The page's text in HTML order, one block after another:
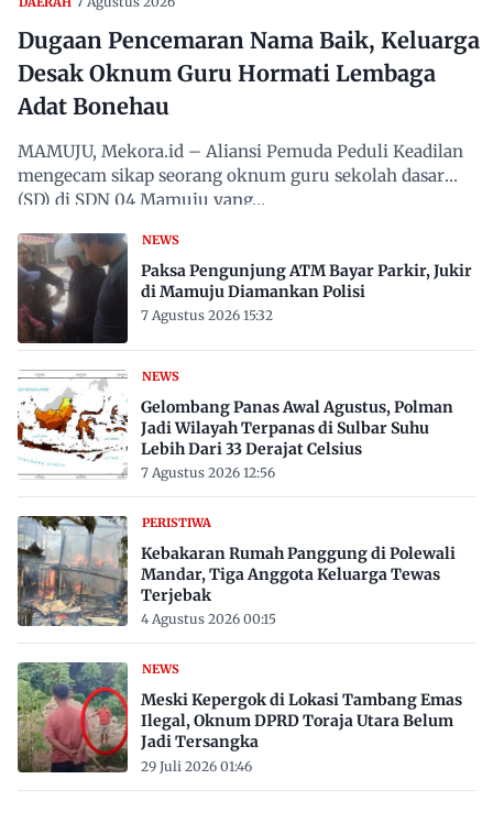
Dugaan Pencemaran Nama Baik, Keluarga
Desak Oknum Guru Hormati Lembaga
Adat Bonehau
MAMUJU, Mekora.id – Aliansi Pemuda Peduli Keadilan
mengecam sikap seorang oknum guru sekolah dasar
(SD) di SDN 04 Mamuju yang…
NEWS
Paksa Pengunjung ATM Bayar Parkir, Jukir
di Mamuju Diamankan Polisi
7 Agustus 2026 15:32
NEWS
Gelombang Panas Awal Agustus, Polman
Jadi Wilayah Terpanas di Sulbar Suhu
Lebih Dari 33 Derajat Celsius
7 Agustus 2026 12:56
PERISTIWA
Kebakaran Rumah Panggung di Polewali
Mandar, Tiga Anggota Keluarga Tewas
Terjebak
4 Agustus 2026 00:15
NEWS
Meski Kepergok di Lokasi Tambang Emas
Ilegal, Oknum DPRD Toraja Utara Belum
Jadi Tersangka
29 Juli 2026 01:46